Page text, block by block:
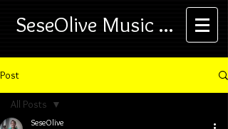
SeseOlive Music ...
Post
All Posts
SeseOlive